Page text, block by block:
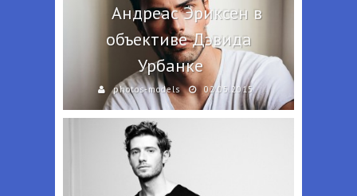
Андреас Эриксен в
объективе Дэвида
Урбанке
photos-models 02.05.2015